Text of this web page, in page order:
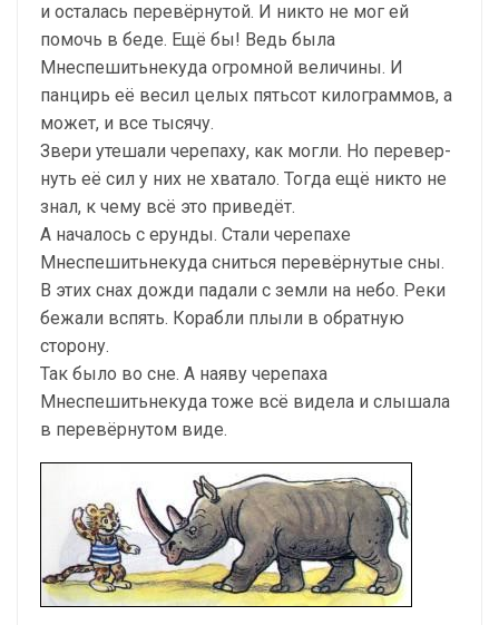
и осталась перевёрнутой. И никто не мог ей
помочь в бе­де. Ещё бы! Ведь была
Мнеспешитьнекуда огромной величины. И
панцирь её весил целых пятьсот кило­граммов, а
может, и все тысячу.
Звери утешали черепаху, как могли. Но перевер­
нуть её сил у них не хватало. Тогда ещё никто не
знал, к чему всё это приведёт.
А началось с ерунды. Стали черепахе
Мнеспешить­некуда сниться перевёрнутые сны.
В этих снах дожди падали с земли на небо. Реки
бежали вспять. Корабли плыли в обратную
сторону.
Так было во сне. А наяву черепаха
Мнеспешитьне­куда тоже всё видела и слышала
в перевёрнутом виде.